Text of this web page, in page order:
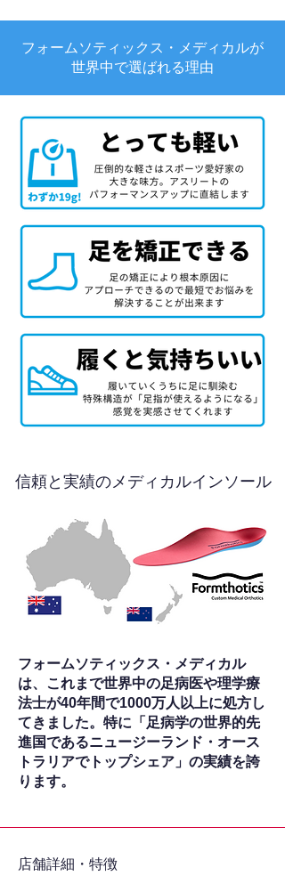
フォームソティックス・メディカルが
世界中で選ばれる理由
信頼と実績のメディカルインソール
フォームソティックス・メディカル
は、これまで世界中の足病医や理学療
法士が40年間で1000万人以上に処方し
てきました。特に「足病学の世界的先
進国であるニュージーランド・オース
トラリアでトップシェア」の実績を誇
ります。
​店舗詳細・特徴